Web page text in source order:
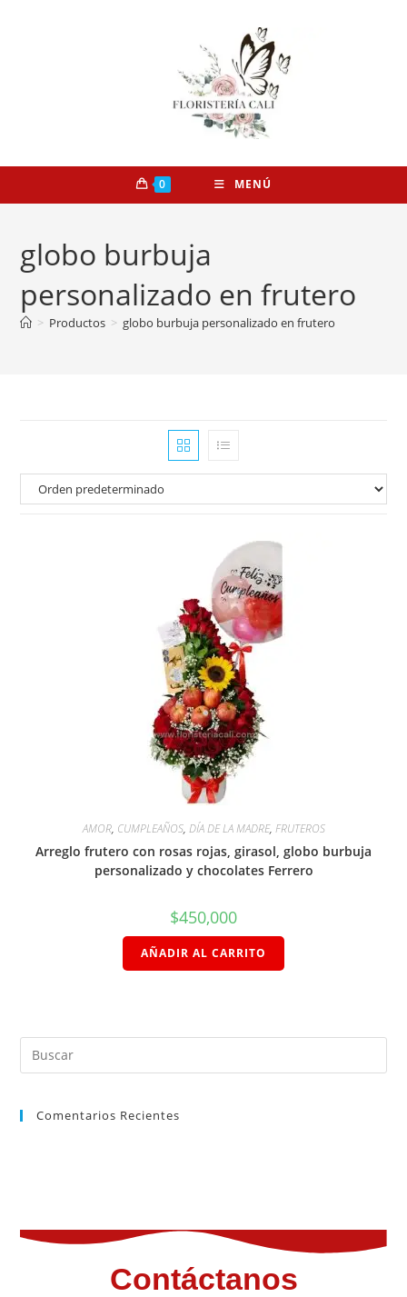
0 MENÚ
globo burbuja
personalizado en frutero
> Productos > globo burbuja personalizado en frutero
AMOR, CUMPLEAÑOS, DÍA DE LA MADRE, FRUTEROS
Arreglo frutero con rosas rojas, girasol, globo burbuja
personalizado y chocolates Ferrero
$450,000
AÑADIR AL CARRITO
Comentarios Recientes
Contáctanos